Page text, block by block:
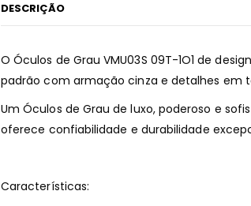
DESCRIÇÃO
O Óculos de Grau VMU03S 09T-1O1 de
padrão com armação cinza e detalhes em
Um Óculos de Grau de luxo, poderoso e
oferece confiabilidade e durabilidade
Características: